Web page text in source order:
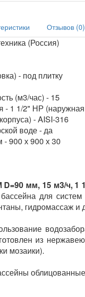
Отзывов (0)
(Россия)
- под плитку
(м3/час) - 15
- 1 1/2" НР (наружная
- AISI-316
воде - да
900 х 900 х 30
мм, 15 м3/ч, 1
для
гидромассаж и
из
мозаики).